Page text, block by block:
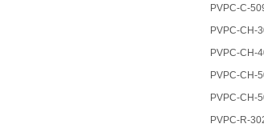
PVPC-C-
PVPC-CH-
PVPC-CH-
PVPC-CH-
PVPC-CH-
PVPC-R-